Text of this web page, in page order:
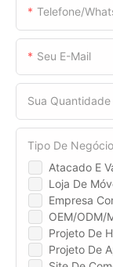
Telefone/
Seu E-Mail
Sua
Atacado E
Loja De
Empresa
OEM/ODM/
Projeto De
Projeto De
Tipo De Negócio